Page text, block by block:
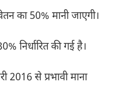
का 50% मानी जाएगी।
निर्धारित की गई है।
2016 से प्रभावी माना